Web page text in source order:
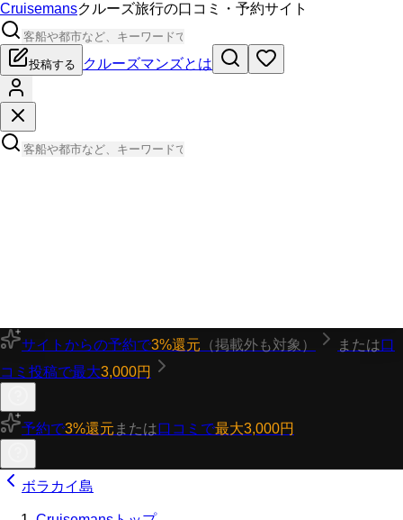
Cruisemansクルーズ旅行の口コミ・予約サイト
投稿する クルーズマンズとは
サイトからの予約で3%還元 （掲載外も対象） または口
コミ投稿で最大3,000円
予約で3%還元 または口コミで最大3,000円
ボラカイ島